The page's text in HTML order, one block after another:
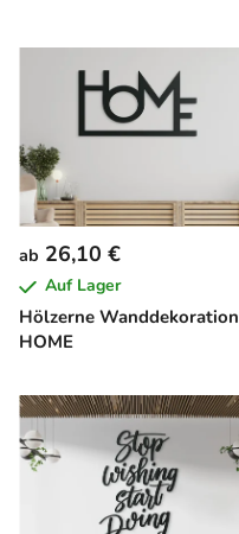
Hölzerne Wanddekoration
HOME
ab 26,10 €
Auf Lager